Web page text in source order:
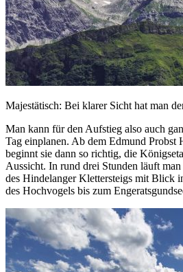
Majestätisch: Bei klarer Sicht hat man
Man kann für den Aufstieg also auch
Tag einplanen. Ab dem Edmund Probst
beginnt sie dann so richtig, die
Aussicht. In rund drei Stunden läuft
des Hindelanger Klettersteigs mit Blick
des Hochvogels bis zum